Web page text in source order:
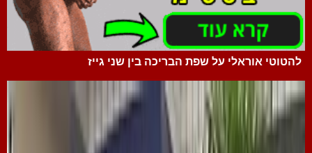
להטוטי אוראלי על שפת הבריכה בין שני גייז